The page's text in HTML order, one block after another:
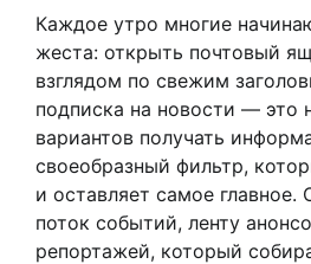
Каждое утро многие
жеста: открыть почтовый
взглядом по свежим
подписка на новости — это
вариантов получать
своеобразный фильтр,
и оставляет самое
поток событий, ленту
репортажей, который